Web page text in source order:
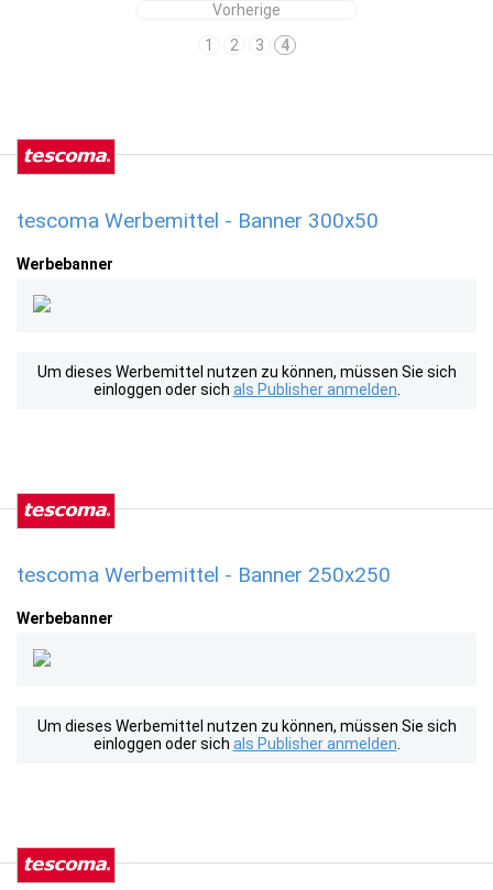
Vorherige
1
2 3 4
tescoma Werbemittel - Banner 300x50
Werbebanner
Um dieses Werbemittel nutzen zu können, müssen Sie sich
einloggen oder sich als Publisher anmelden
tescoma Werbemittel - Banner 250x250
Werbebanner
Um dieses Werbemittel nutzen zu können, müssen Sie sich
einloggen oder sich als Publisher anmelden